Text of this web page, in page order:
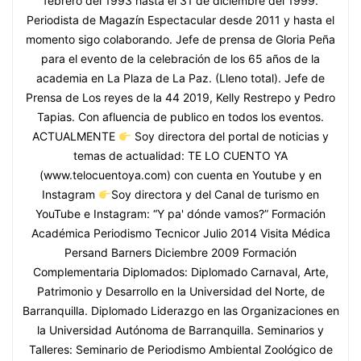
Periodista de Magazín Espectacular desde 2011 y hasta el
momento sigo colaborando. Jefe de prensa de Gloria Peña
para el evento de la celebración de los 65 años de la
academia en La Plaza de La Paz. (Lleno total). Jefe de
Prensa de Los reyes de la 44 2019, Kelly Restrepo y Pedro
Tapias. Con afluencia de publico en todos los eventos.
ACTUALMENTE
Soy directora del portal de noticias y
temas de actualidad: TE LO CUENTO YA
(www.telocuentoya.com) con cuenta en Youtube y en
Instagram
Soy directora y del Canal de turismo en
YouTube e Instagram: “Y pa' dónde vamos?” Formación
Académica Periodismo Tecnicor Julio 2014 Visita Médica
Persand Barners Diciembre 2009 Formación
Complementaria Diplomados: Diplomado Carnaval, Arte,
Patrimonio y Desarrollo en la Universidad del Norte, de
Barranquilla. Diplomado Liderazgo en las Organizaciones en
la Universidad Autónoma de Barranquilla. Seminarios y
Talleres: Seminario de Periodismo Ambiental Zoológico de